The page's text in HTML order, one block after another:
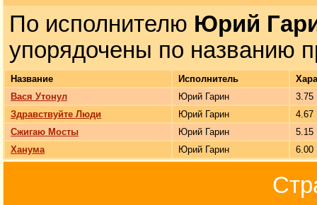
По исполнителю Юрий
упорядочены по названию
Название Исполнитель
Вася Утонул
Юрий Гарин
3.75
Здравствуйте Люди
Юрий Гарин
4.67
Сжигаю Мосты
Юрий Гарин
5.15
Ханума
Юрий Гарин 6.00